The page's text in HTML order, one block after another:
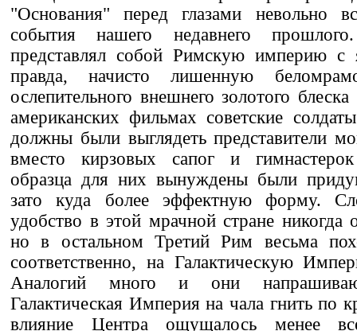
"Основания" перед глазами невольно
события нашего недавнего
представлял собой Римскую империю с
правда, начисто лишенную
ослепительного внешнего золотого
американских фильмах советские
должны были выглядеть представители
вместо кирзовых сапог и
образца для них вынуждены были
зато куда более эффектную форму.
удобство в этой мрачной стране никогда
но в остальном Третий Рим весьма
соответственно, на Галактическую
Аналогий много и они
Галактическая Империя на чала гнить по
влияние Центра ощущалось менее